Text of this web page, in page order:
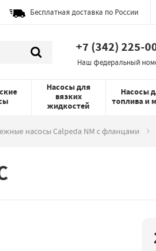
Бесплатная доставка по России
+7 (342) 225-
Наш федеральный
Насосы для
вязких
жидкостей
Насосы
топлива и
насосы Calpeda NM с фланцами